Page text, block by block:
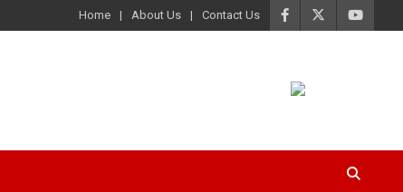
Home About Us Contact Us